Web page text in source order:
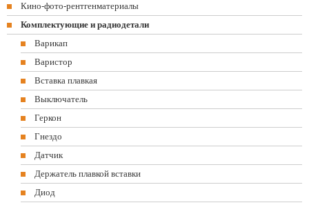
Кино-фото-рентгенматериалы
Комплектующие и радиодетали
Варикап
Варистор
Вставка плавкая
Выключатель
Геркон
Гнездо
Датчик
Держатель плавкой вставки
Диод